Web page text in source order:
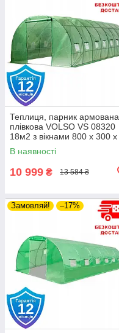
Теплиця, парник армована
плівкова VOLSO VS 08320
18м2 з вікнами 800 х 300 х
200 см
В наявності
10 999 ₴ 13 584 ₴
Замовляй! –17%